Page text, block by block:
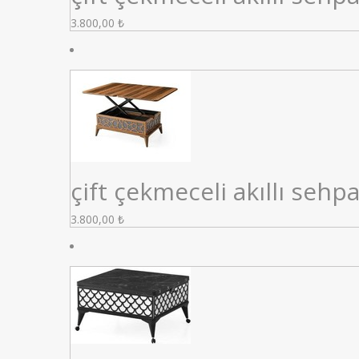
3.800,00 ₺
çift çekmeceli akıllı sehpa
3.800,00 ₺